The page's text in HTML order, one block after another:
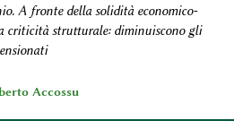
A fronte della solidità economico-
criticità strutturale: diminuiscono gli
Accossu